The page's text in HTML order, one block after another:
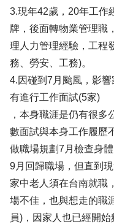
3.現年42歲，20年工作
牌，後面轉物業管理職
理人力管理經驗，工程
務、勞安、工務)。
4.因碰到7月颱風，影
有進行工作面試(5家)
，本身職涯是仍有很多
數面試與本身工作履歷
做職場規劃7月檢查身
9月回歸職場，但直到
家中老人須在台南就職
場不佳，也與想走的職
員)，因家人也已經開